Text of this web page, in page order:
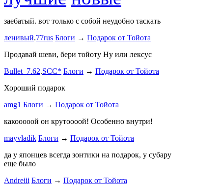
заебатый. вот только с собой неудобно таскать
ленивый.77rus Блоги → Подарок от Тойота
Продавай шеви, бери тойоту Ну или лексус
Bullet_7.62.SCC* Блоги → Подарок от Тойота
Хороший подарок
amg1 Блоги → Подарок от Тойота
какооооой он крутоооой! Особенно внутри!
mayvladik Блоги → Подарок от Тойота
да у японцев всегда зонтики на подарок, у субару
еще было
Andreiii Блоги → Подарок от Тойота